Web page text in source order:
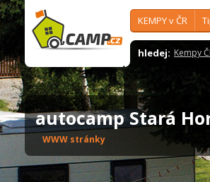
KEMPY v ČR
hledej: Kempy
autocamp Stará
WWW stránky